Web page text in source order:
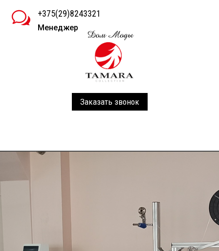
w +375(29)8243321
Менеджер
Заказать звонок